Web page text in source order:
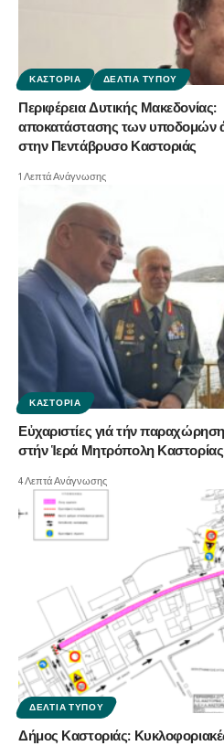
ΚΑΣΤΟΡΙΆ ΔΕΛΤΊΑ ΤΎΠΟΥ
Περιφέρεια Δυτικής
αποκατάστασης των υποδομών
στην Πεντάβρυσο Καστοριάς
1 Λεπτά Ανάγνωσης
ΚΑΣΤΟΡΙΆ
Εὐχαριστίες γιά τήν
στήν Ἱερά Μητρόπολη
4 Λεπτά Ανάγνωσης
ΔΕΛΤΊΑ ΤΎΠΟΥ
Δήμος Καστοριάς: